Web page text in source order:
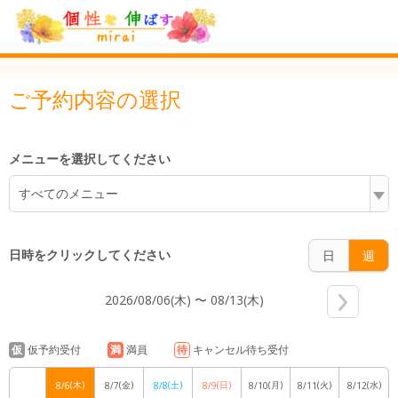
ご予約内容の選択
メニューを選択してください
すべてのメニュー
日時をクリックしてください 日 週
2026/08/06(木) 〜 08/13(木)
仮 仮予約受付 満 満員 待 キャンセル待ち受付
8/6(木) 8/7(金) 8/8(土) 8/9(日) 8/10(月) 8/11(火) 8/12(水)
6:00